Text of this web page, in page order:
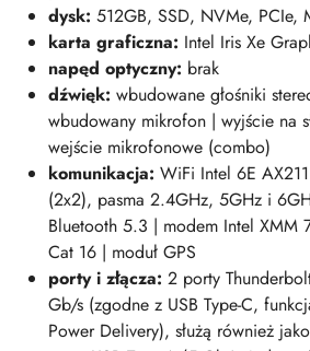
dysk: 512GB, SSD, NVMe, PCIe,
karta graficzna: Intel Iris Xe
napęd optyczny: brak
dźwięk: wbudowane głośniki
wbudowany mikrofon | wyjście na
wejście mikrofonowe (combo)
komunikacja: WiFi Intel 6E
(2x2), pasma 2.4GHz, 5GHz i
Bluetooth 5.3 | modem Intel XMM
Cat 16 | moduł GPS
porty i złącza: 2 porty
Gb/s (zgodne z USB Type-C,
Power Delivery), służą również